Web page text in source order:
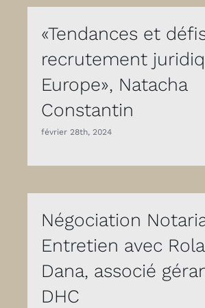
«Tendances et
recrutement
Europe», Natacha
Constantin
février 28th, 2024
Négociation
Entretien avec
Dana, associé
DHC